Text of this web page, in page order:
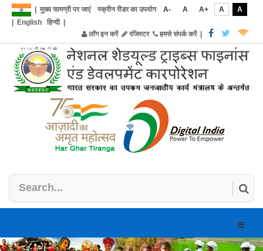
मुख्य सामग्री पर जाएं स्क्रीन रीडर का उपयोग A- A A+ A
A
English हिन्दी|
लॉग इन करें
रजिस्टर हमसे संपर्क करें|
Toggle